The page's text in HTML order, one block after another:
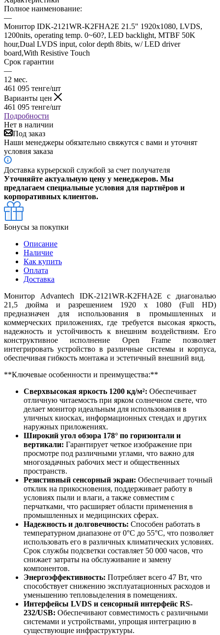
Полное наименование:
—
Монитор IDK-2121WR-K2FHA2E 21.5" 1920x1080, LVDS,
1200nits, operating temp. 0~60?, LED backlight, MTBF 50K
hour,Dual LVDS input, color depth 8bits, w/ LED driver
board,With Resistive Touch
Срок гарантии
—
12 мес.
461 095 тенге/шт
Варианты цен
461 095 тенге/шт
Подробности
Нет в наличии
Под заказ
Наши менеджеры обязательно свяжутся с вами и уточнят
условия заказа
Доставка курьерской службой за счет получателя
Уточняйте актуальную цену у менеджеров. Мы
предлагаем специальные условия для партнёров и
корпоративных клиентов.
Бонусы за покупки
Описание
Наличие
Как купить
Оплата
Доставка
Монитор Advantech IDK-2121WR-K2FHA2E с диагональю
21,5 дюйма и разрешением 1920 x 1080 (Full HD)
предназначен для использования в промышленных и
коммерческих приложениях, где требуется высокая яркость,
надежность и устойчивость к внешним воздействиям. Его
конструктивное исполнение Open Frame позволяет
интегрировать устройство в различные системы и корпуса,
обеспечивая гибкость монтажа и эстетичный внешний вид.
**Ключевые особенности и преимущества:**
Сверхвысокая яркость 1200 кд/м²: Обеспечивает
отличную читаемость при ярком солнечном свете, что
делает монитор идеальным для использования в
уличных киосках, информационных стендах и других
наружных приложениях.
Широкий угол обзора 178° по горизонтали и
вертикали: Гарантирует четкое изображение при
просмотре под различными углами, что важно для
многозадачных рабочих мест и общественных
пространств.
Резистивный сенсорный экран: Обеспечивает точный
отклик на прикосновения, поддерживает работу в
условиях пыли и влаги, а также совместим с
перчатками, что расширяет области применения в
промышленных и медицинских сферах.
Надежность и долговечность: Способен работать в
температурном диапазоне от 0°C до 55°C, что позволяет
использовать его в различных климатических условиях.
Срок службы подсветки составляет 50 000 часов, что
снижает затраты на обслуживание и замену
компонентов.
Энергоэффективность: Потребляет всего 47 Вт, что
способствует снижению эксплуатационных расходов и
уменьшению тепловыделения в помещениях.
Интерфейсы LVDS и сенсорный интерфейс RS-
232/USB: Обеспечивают совместимость с различными
системами и устройствами, упрощая интеграцию в
существующие инфраструктуры.